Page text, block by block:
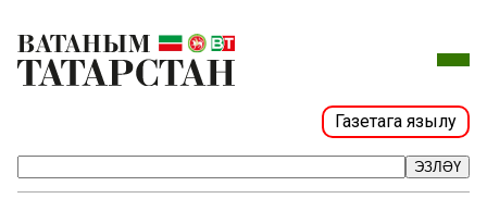
Газетага язылу
ЭЗЛӘҮ